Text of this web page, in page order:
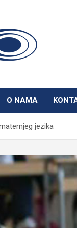
O NAMA
jezika